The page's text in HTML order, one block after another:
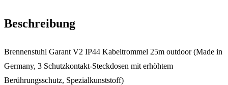
Beschreibung
Brennenstuhl Garant V2 IP44 Kabeltrommel 25m outdoor (Made in
Germany, 3 Schutzkontakt-Steckdosen mit erhöhtem
Berührungsschutz, Spezialkunststoff)